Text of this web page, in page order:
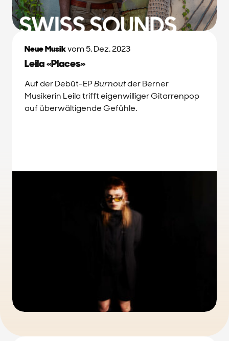
Neue Musikvom 5. Dez. 2023
Leila «Places»
Auf der Debüt-EPBurnoutder Berner
Musikerin Leila trifft eigenwilliger Gitarrenpop
auf überwältigende Gefühle.